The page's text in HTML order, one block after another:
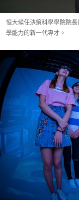
恒大候任決策科學學院院
學能力的新一代專才。